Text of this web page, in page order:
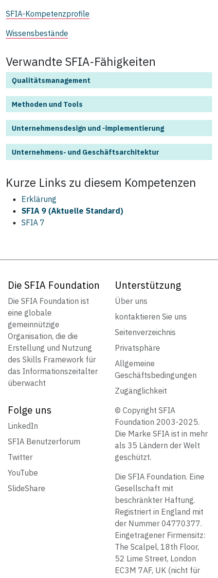
SFIA-Kompetenzprofile
Wissensbestände
Verwandte SFIA-Fähigkeiten
Qualitätsmanagement
Methoden und Tools
Unternehmensdesign und ‑implementierung
Unternehmens- und Geschäftsarchitektur
Kurze Links zu diesem Kompetenzen
Erklärung
SFIA 9 (Aktuelle Standard)
SFIA 7
Die SFIA Foundation
Die SFIA Foundation ist
eine globale
gemeinnützige
Organisation, die die
Erstellung und Nutzung
des Skills Framework für
das Informationszeitalter
überwacht
Unterstützung
Über uns
kontaktieren Sie uns
Seitenverzeichnis
Privatsphäre
Allgemeine
Geschäftsbedingungen
Zugänglichkeit
Folge uns
LinkedIn
SFIA Benutzerforum
Twitter
YouTube
SlideShare
© Copyright SFIA
Foundation 2003-2025.
Die Marke SFIA ist in mehr
als 35 Ländern der Welt
geschützt.
Die SFIA Foundation. Eine
Gesellschaft mit
beschränkter Haftung.
Registriert in England mit
der Nummer 04770377.
Eingetragener Firmensitz:
The Scalpel, 18th Floor,
52 Lime Street, London
EC3M 7AF, UK (nicht für